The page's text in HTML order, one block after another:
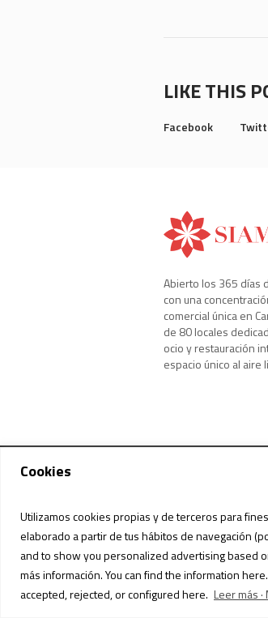
Cookies
Utilizamos cookies propias y de terceros para
elaborado a partir de tus hábitos de navegación
and to show you personalized advertising based
más información. You can find the information
accepted, rejected, or configured here. Leer más
LIKE THIS
Facebook
Abierto los 365 días
con una
comercial única en
de 80 locales
ocio y restauración
espacio único al aire
English